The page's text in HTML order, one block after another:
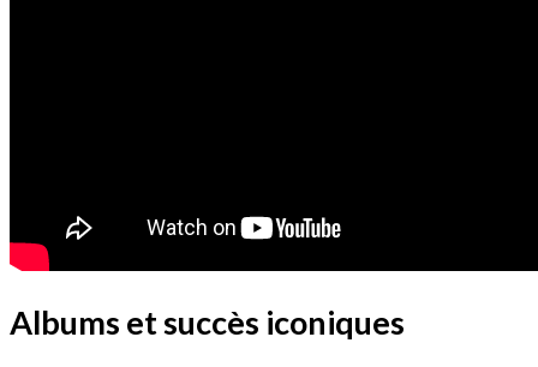
Albums et succès iconiques